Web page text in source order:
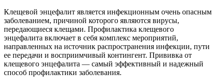
Клещевой энцефалит является инфекционным очень опасным
заболеванием, причиной которого являются вирусы,
передающиеся клещами. Профилактика клещевого
энцефалита включает в себя комплекс мероприятий,
направленных на источник распространения инфекции, пути
ее передачи и восприимчивый контингент. Прививка от
клещевого энцефалита — самый эффективный и надежный
способ профилактики заболевания.